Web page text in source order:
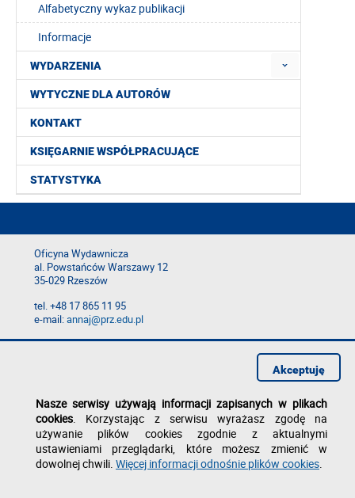
Alfabetyczny wykaz publikacji
Informacje
WYDARZENIA
WYTYCZNE DLA AUTORÓW
KONTAKT
KSIĘGARNIE WSPÓŁPRACUJĄCE
STATYSTYKA
Oficyna Wydawnicza
al. Powstańców Warszawy 12
35-029 Rzeszów
tel. +48 17 865 11 95
e-mail:annaj@prz.edu.pl
Deklaracja dostępności
Nasze serwisy używają informacji zapisanych w plikach
cookies. Korzystając z serwisu wyrażasz zgodę na
używanie plików cookies zgodnie z aktualnymi
ustawieniami przeglądarki, które możesz zmienić w
dowolnej chwili. Więcej informacji odnośnie plików cookies.
Akceptuję